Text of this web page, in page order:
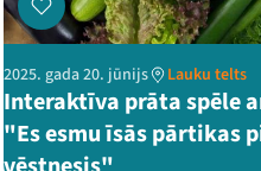
2025. gada 20. jūnijs Lauku telts
Interaktīva prāta spēle
"Es esmu īsās pārtikas